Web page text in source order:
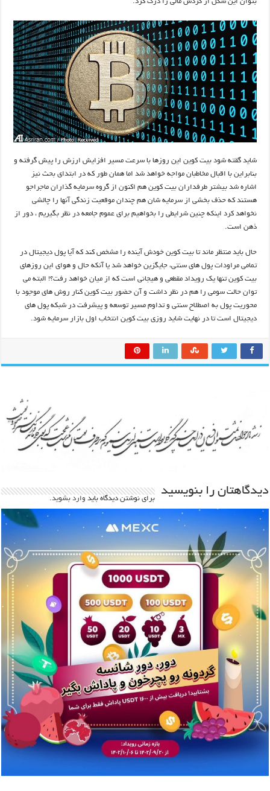
بتوان این شکل از گردش مالی را درک کرد.
شاید گقته شود بیت کوین این روزها با سرعت مسیر افزایش ارزش را پیش گرفته و
بنابراین با اقبال مخاطبان مواجه خواهد شد اما همان طور که در ابتدای بحث نیز
اشاره شد بیشتر طرفداران بیت کوین هم اکنون از گروه سرمایه گذاران ماجراجو
هستند که حذف بخشی از سرمایه شان هم چندان موقعیت زندگی آنها را چالشی
نخواهد کرد اینکه چنین شرایطی را بخواهیم برای عموم جامعه در نظر بگیریم ، دور از
ذهن است.
حال باید منتظر ماند تا بیت کوین خودش آینده را مشخص کند که آیا پول دیجیتال در
تمامی مراودات پول های سنتی، جایگزین خواهد شد یا آنکه حال و هوای این روزهای
بیت کوین تنها یک رویداد مقطعی و هیجانی است که از میان خواهد رفت؟! البته می
توان حالت سومی را هم در نظر داشت و آن حضور بیت کوین کنار روش های موجود با
محوریت پول به اصطلاح سنتی و تداوم مسیر توسعه و پیشرفت در شبکه پول های
دیجیتال است تا در نهایت شاید روزی بیت کوین انتخاب اول بازار سرمایه شود.
دیدگاهتان را بنویسید
برای نوشتن دیدگاه باید وارد بشوید.